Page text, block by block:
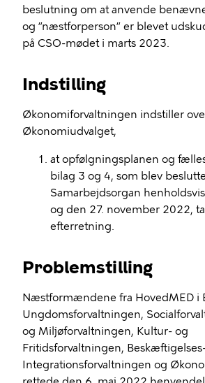
beslutning om at anvende
og ”næstforperson” er blevet
på CSO-mødet i marts 2023.
Indstilling
Økonomiforvaltningen indstiller
Økonomiudvalget,
at opfølgningsplanen og
bilag 3 og 4, som blev
Samarbejdsorgan
og den 27. november 2022,
efterretning.
Problemstilling
Næstformændene fra HovedMED i
Ungdomsforvaltningen,
og Miljøforvaltningen, Kultur- og
Fritidsforvaltningen,
Integrationsforvaltningen og